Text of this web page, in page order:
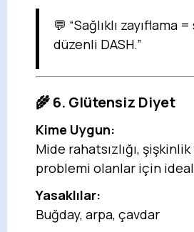
💬 “Sağlıklı zayıflama =
düzenli DASH.”
🌾 6. Glütensiz Diyet
Kime Uygun:
Mide rahatsızlığı,
problemi olanlar için
Yasaklılar:
Buğday, arpa, çavdar